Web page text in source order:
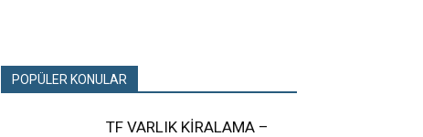
POPÜLER KONULAR
TF VARLIK KİRALAMA –